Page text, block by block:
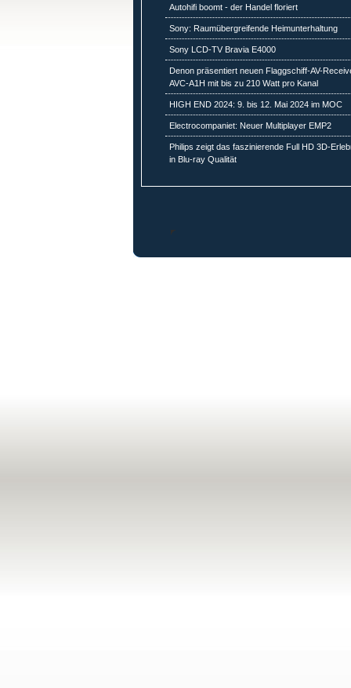
Autohifi boomt - der Handel floriert
Sony: Raumübergreifende Heimunterhaltung
Sony LCD-TV Bravia E4000
Denon präsentiert neuen Flaggschiff-AV-
AVC-A1H mit bis zu 210 Watt pro Kanal
HIGH END 2024: 9. bis 12. Mai 2024 im MOC
Electrocompaniet: Neuer Multiplayer EMP2
Philips zeigt das faszinierende Full HD 3D-
in Blu-ray Qualität